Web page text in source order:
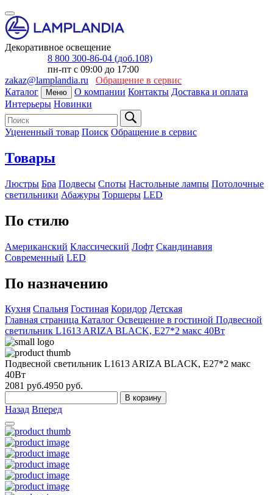
Декоративное освещение
8 800 300-86-04 (доб.108)
пн-пт с 09:00 до 17:00
zakaz@lamplandia.ru
Обращение в сервис
Каталог
Меню О компании Контакты Доставка и оплата
Интерьеры Новинки
Уцененный товар Поиск Обращение в сервис
Товары
Люстры Бра Подвесы Споты Настольные лампы Потолочные
светильники Абажуры Торшеры LED
По стилю
Американский Классический Лофт Скандинавия
Современный LED
По назначению
Кухня Спальня Гостиная Коридор Детская
Главная страница Каталог Освещение в гостиной Подвесной
светильник L1613 ARIZA BLACK, Е27*2 макс 40Вт
Подвесной светильник L1613 ARIZA BLACK, Е27*2 макс
40Вт
2081 руб.4950 руб.
В корзину
Назад Вперед